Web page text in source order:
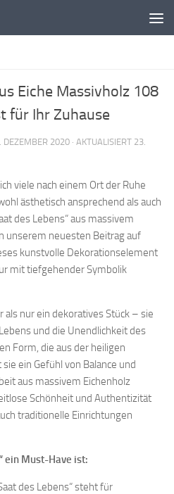
Eiche Massivholz 108
für Ihr Zuhause
DEZEMBER 2020 · AKTUALISIERT 23.
viele nach einem Ort der Ruhe
ästhetisch ansprechend als auch
des Lebens“ aus massivem
unserem neuesten Beitrag auf
kunstvolle Dekorationselement
mit tiefgehender Symbolik
als nur ein dekoratives Stück – sie
und die Unendlichkeit des
Form, die aus der heiligen
ein Gefühl von Balance und
aus massivem Eichenholz
Schönheit und Authentizität
traditionelle Einrichtungen
ein Must-Have ist:
des Lebens“ steht für